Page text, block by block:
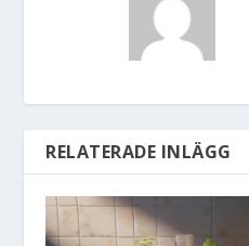
RELATERADE INLÄGG